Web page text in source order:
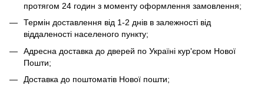
протягом 24 годин з моменту оформлення замовлення;
Термін доставлення від 1-2 днів в залежності від
віддаленості населеного пункту;
Адресна доставка до дверей по Україні кур'єром Нової
Пошти;
Доставка до поштоматів Нової пошти;